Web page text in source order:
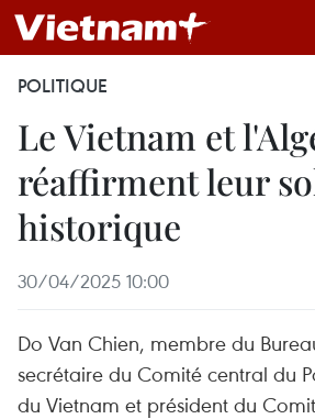
POLITIQUE
Le Vietnam et
réaffirment leur
historique
30/04/2025 10:00
Do Van Chien, membre du
secrétaire du Comité central du
du Vietnam et président du